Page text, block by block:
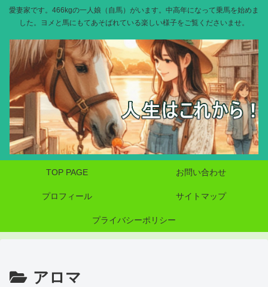
愛妻家です。466kgの一人娘（自馬）がいます。中高年になって乗馬を始めま
した。ヨメと馬にもてあそばれている楽しい様子をご覧くださいませ。
TOP PAGE お問い合わせ
プロフィール サイトマップ
プライバシーポリシー
アロマ